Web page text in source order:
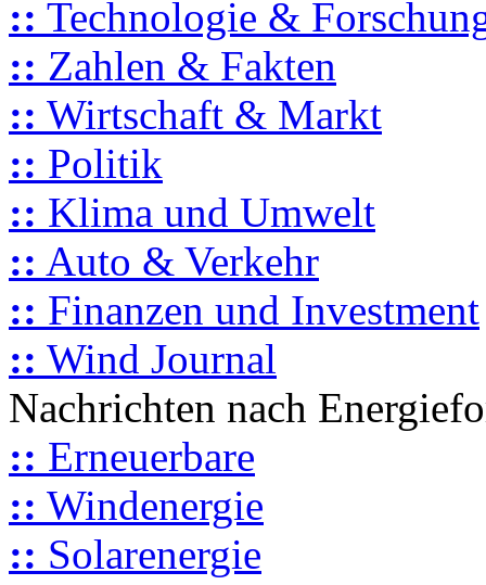
:: Technologie &
:: Zahlen & Fakten
:: Wirtschaft & Markt
:: Politik
:: Klima und Umwelt
:: Auto & Verkehr
:: Finanzen und Investment
:: Wind Journal
Nachrichten nach
:: Erneuerbare
:: Windenergie
:: Solarenergie